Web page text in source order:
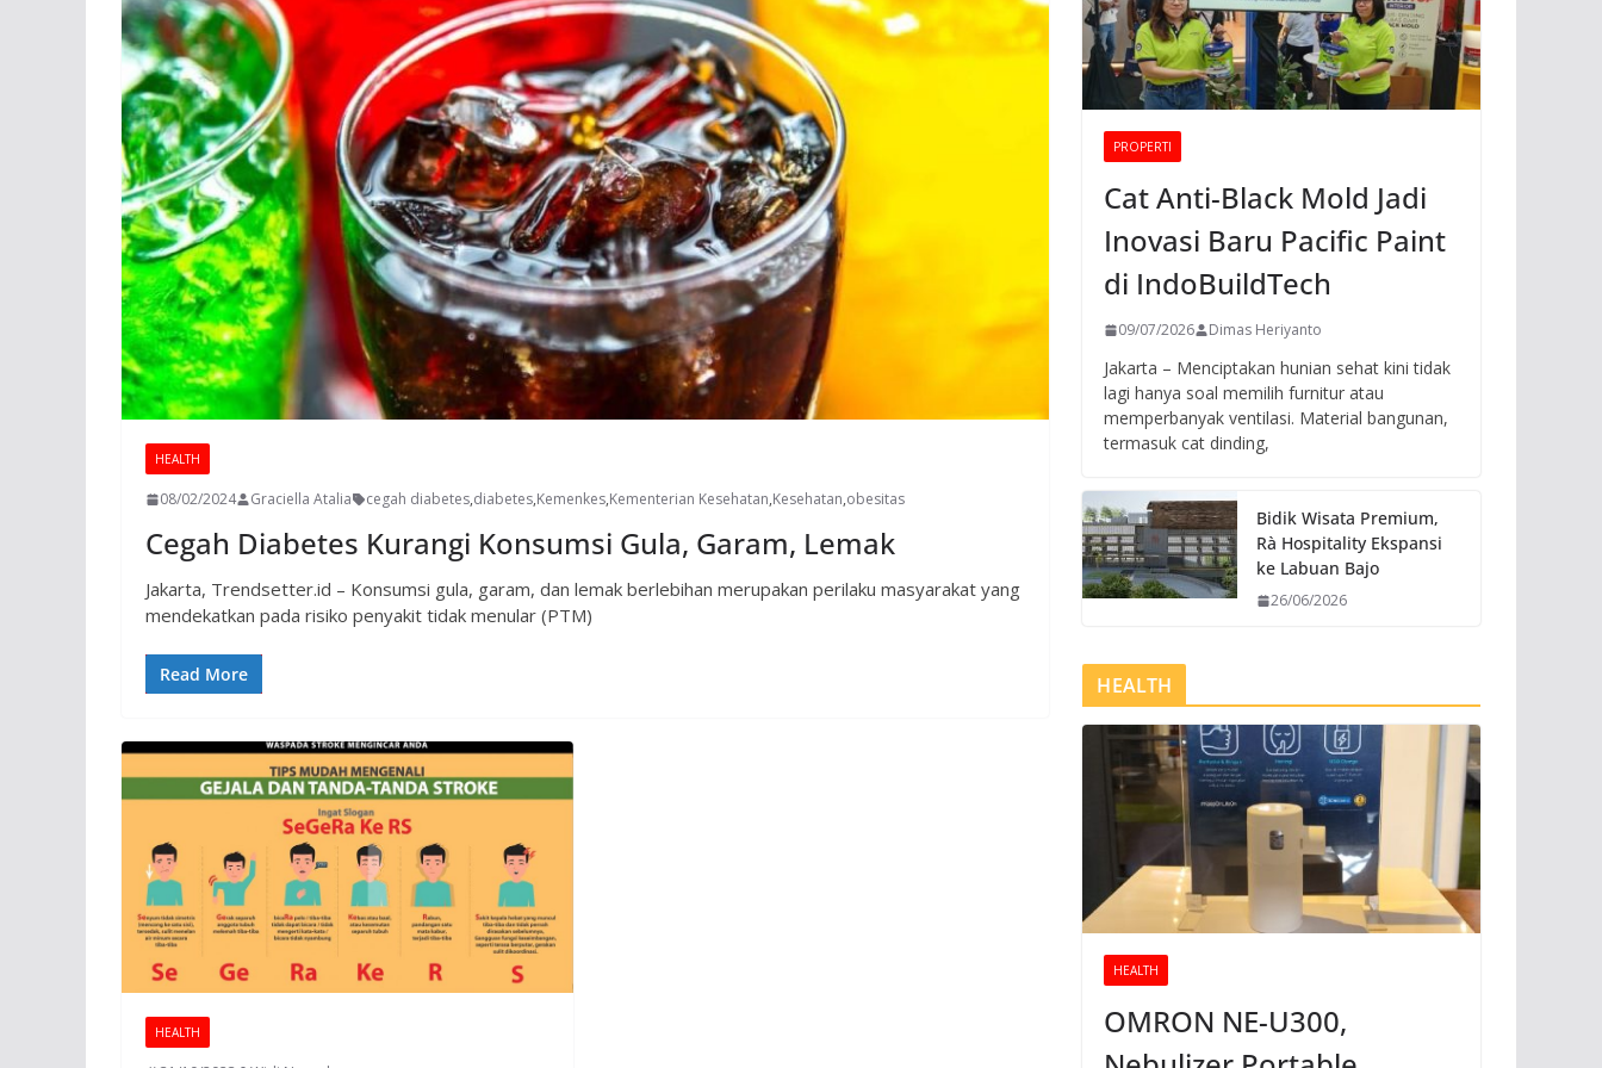
HEALTH
08/02/2024 Graciella Atalia cegah diabetes,diabetes,Kemenkes,Kementerian Kesehatan,Kesehatan,obesitas
Cegah Diabetes Kurangi Konsumsi Gula, Garam, Lemak
Jakarta, Trendsetter.id – Konsumsi gula, garam, dan lemak berlebihan merupakan perilaku masyarakat yang
mendekatkan pada risiko penyakit tidak menular (PTM)
Read More
HEALTH
PROPERTI
Cat Anti-Black Mold Jadi
Inovasi Baru Pacific Paint
di IndoBuildTech
09/07/2026 Dimas Heriyanto
Jakarta – Menciptakan hunian sehat kini tidak
lagi hanya soal memilih furnitur atau
memperbanyak ventilasi. Material bangunan,
termasuk cat dinding,
Bidik Wisata Premium,
Rà Hospitality Ekspansi
ke Labuan Bajo
26/06/2026
HEALTH
HEALTH
OMRON NE-U300,